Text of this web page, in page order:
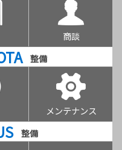
商談
整備
メンテナンス
整備